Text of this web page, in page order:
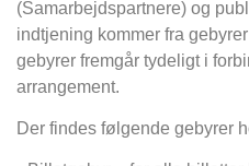
(Samarbejdspartnere) og
indtjening kommer fra
gebyrer fremgår tydeligt i
arrangement.
Der findes følgende gebyrer